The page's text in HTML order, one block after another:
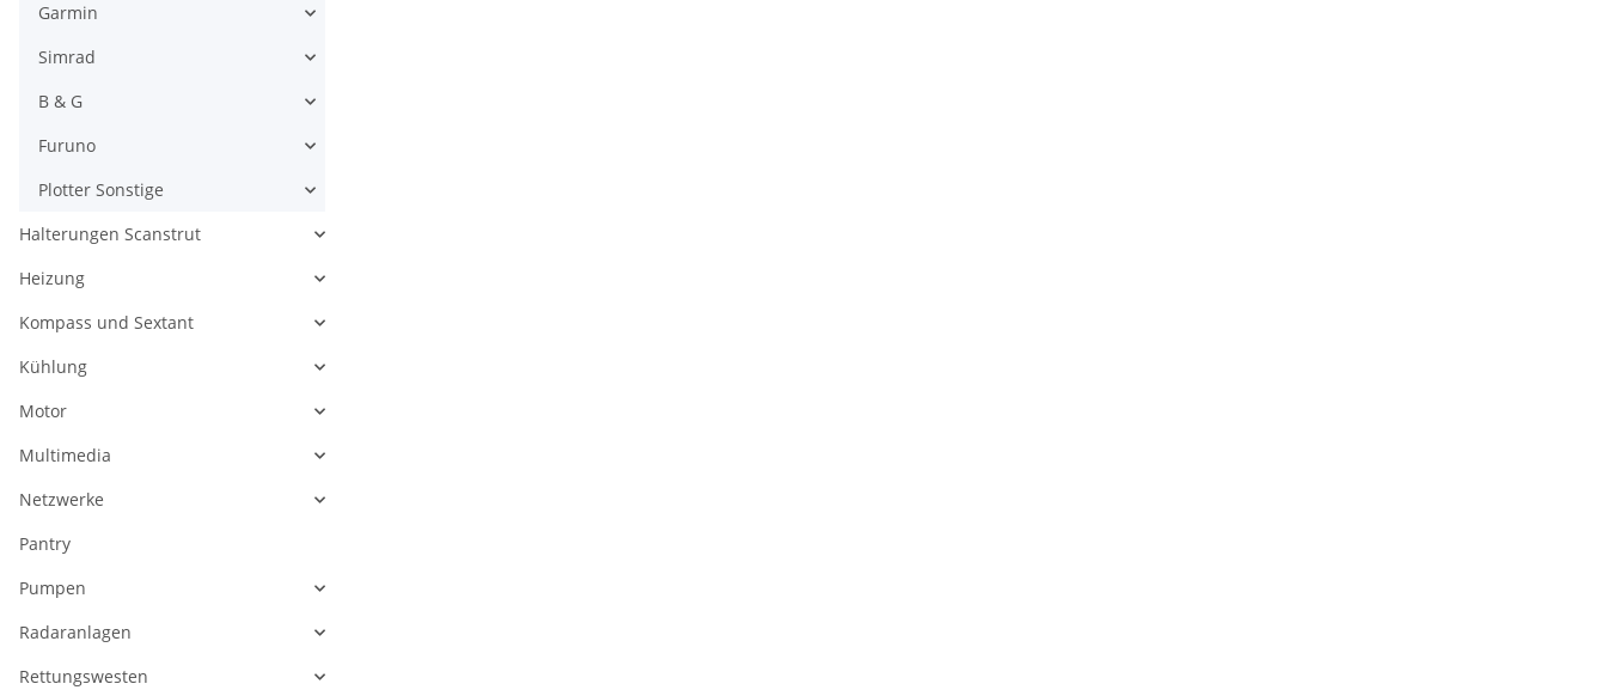
Garmin
Simrad
B & G
Furuno
Plotter Sonstige
Halterungen Scanstrut
Heizung
Kompass und Sextant
Kühlung
Motor
Multimedia
Netzwerke
Pantry
Pumpen
Radaranlagen
Rettungswesten